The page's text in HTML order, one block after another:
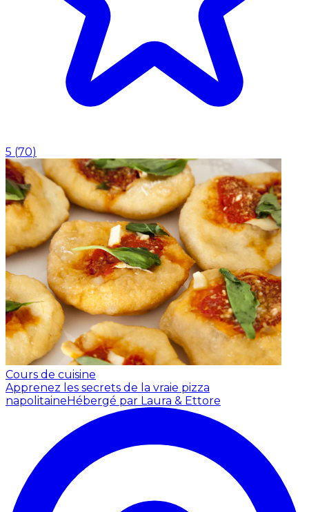
5 (70)
Cours de cuisine
Apprenez les secrets de la vraie pizza
napolitaine Hébergé par Laura & Ettore